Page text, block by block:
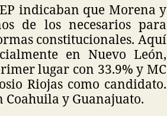
indicaban que Morena y
de los necesarios para
constitucionales. Aquí
en Nuevo León,
lugar con 33.9% y MC
Riojas como candidato.
Coahuila y Guanajuato.